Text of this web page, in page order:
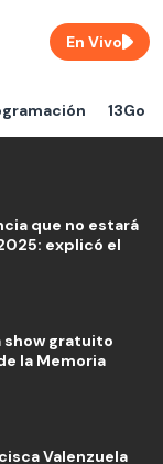
13Go
En Vivo
que no estará
explicó el
show gratuito
la Memoria
Valenzuela